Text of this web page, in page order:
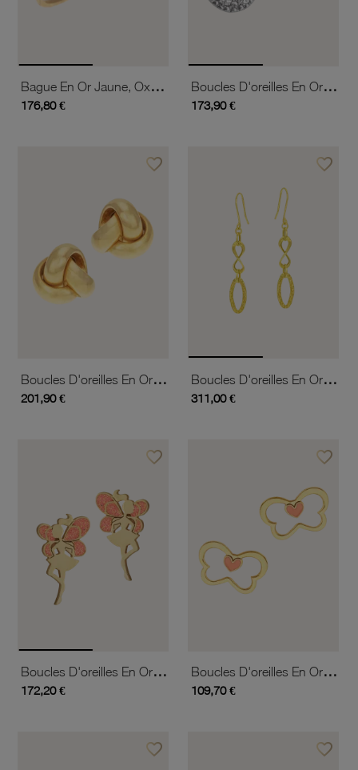
Bague En Or Jaune, Oxydes De Zirconium
176,80 €
Boucles D'oreilles En Or Gris Et Oxydes De Zirconium
173,90 €
favorite_borderAjouter à vos favoris
Boucles D'oreilles En Or Jaune
201,90 €
favorite_borderAjouter
Boucles D'oreilles En Or Jaune
311,00 €
favorite_borderAjouter à vos favoris
Boucles D'oreilles En Or Jaune Et Laque
172,20 €
favorite_borderAjouter
Boucles D'oreilles En Or Jaune Et Laque
109,70 €
favorite_borderAjouter à vos favoris favorite_borderAjouter